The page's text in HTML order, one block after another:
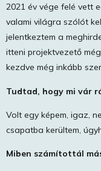
2021 év vége felé vett
valami világra szólót
jelentkeztem a
itteni projektvezető
kezdve még inkább
Tudtad, hogy mi vár
Volt egy képem, igaz,
csapatba kerültem,
Miben számítottál